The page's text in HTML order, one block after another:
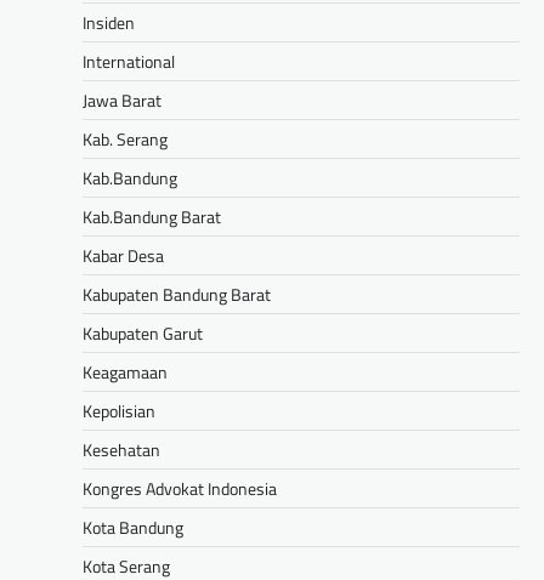
Insiden
International
Jawa Barat
Kab. Serang
Kab.Bandung
Kab.Bandung Barat
Kabar Desa
Kabupaten Bandung Barat
Kabupaten Garut
Keagamaan
Kepolisian
Kesehatan
Kongres Advokat Indonesia
Kota Bandung
Kota Serang